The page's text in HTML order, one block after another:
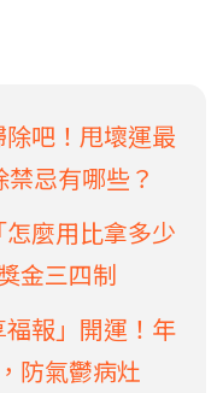
吧！甩壞運最
忌有哪些？
麼用比拿多少
金三四制
報」開運！年
防氣鬱病灶